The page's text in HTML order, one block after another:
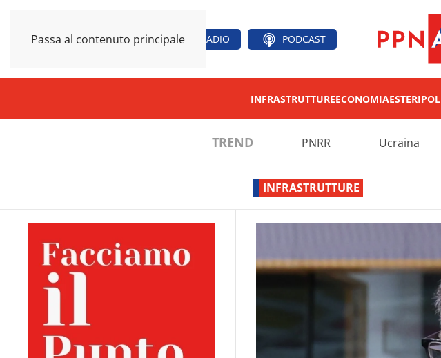
Passa al contenuto principale RADIO PODCAST
INFRASTRUTTUREECONOMIAESTERI
TREND PNRR Ucraina
INFRASTRUTTURE